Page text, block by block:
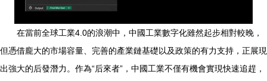
在當前全球工業4.0的浪潮中，中國工業數字化雖然起步相對較晚，
但憑借龐大的市場容量、完善的產業鏈基礎以及政策的有力支持，正展現
出強大的后發潛力。作為“后來者”，中國工業不僅有機會實現快速追趕，